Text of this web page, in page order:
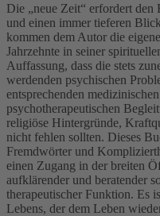
Die „neue Zeit“ erfordert
und einen immer tieferen
kommen dem Autor die
Jahrzehnte in seiner
Auffassung, dass die stets
werdenden psychischen
entsprechenden
psychotherapeutischen
religiöse Hintergründe,
nicht fehlen sollten. Dieses
Fremdwörter und
einen Zugang in der breiten
aufklärender und beratender
therapeutischer Funktion. Es
Lebens, der dem Leben